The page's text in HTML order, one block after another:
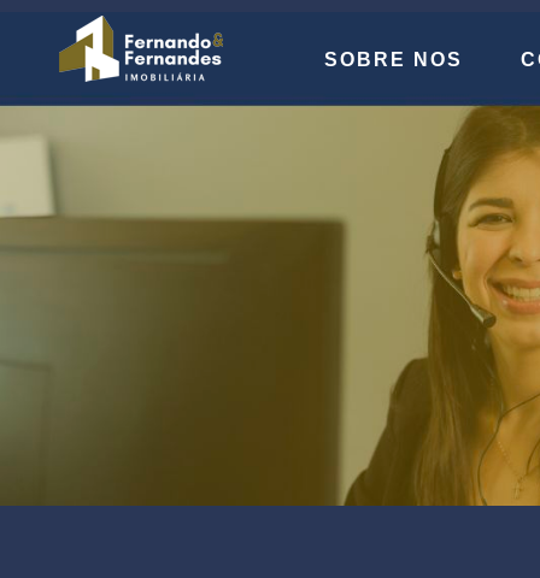
SOBRE NOS